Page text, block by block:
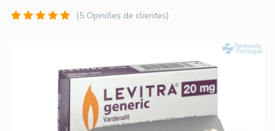
(5 Opiniões de clientes)